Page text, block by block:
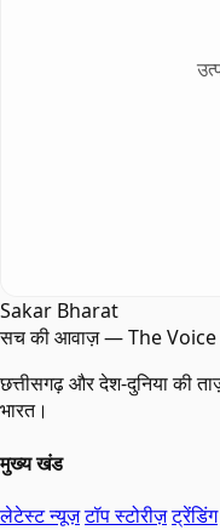
Sakar Bharat
सच की आवाज़ — The
छत्तीसगढ़ और देश-दुनिया की
भारत।
मुख्य खंड
लेटेस्ट न्यूज़टॉप स्टोरीज़ट्रेंडिंग